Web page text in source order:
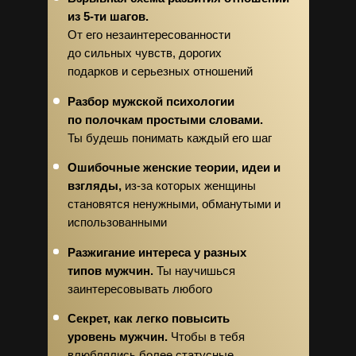
из 5-ти шагов.
От его незаинтересованности
до сильных чувств, дорогих
подарков и серьезных отношений
Разбор мужской психологии
по полочкам простыми словами.
Ты будешь понимать каждый его шаг
Ошибочные женские теории, идеи и
взгляды, из-за которых женщины
становятся ненужными, обманутыми и
использованными
Разжигание интереса у разных
типов мужчин. Ты научишься
заинтересовывать любого
Секрет, как легко повысить
уровень мужчин. Чтобы в тебя